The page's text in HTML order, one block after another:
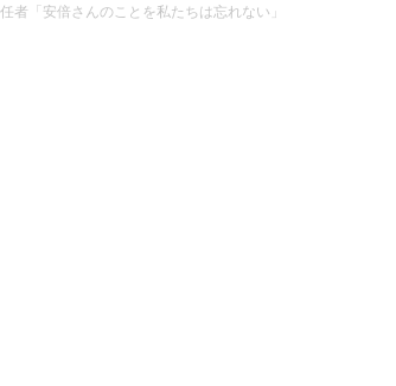
「安倍さんのことを私たちは忘れない」